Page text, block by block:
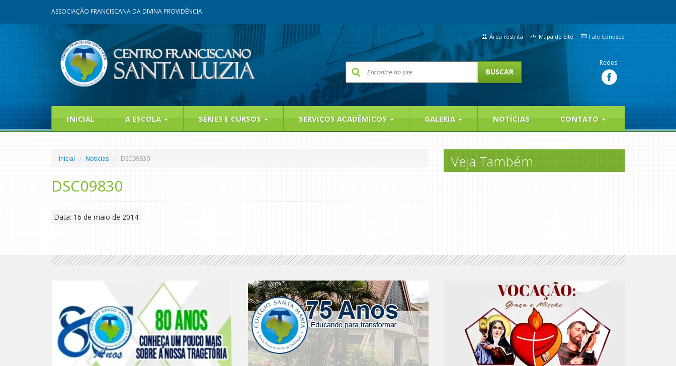
ASSOCIAÇÃO FRANCISCANA DA DIVINA PROVIDÊNCIA
Área restrita Mapa do Site Fale Conosco
Redes
INICIAL A ESCOLA SÉRIES E CURSOS SERVIÇOS ACADÊMICOS GALERIA NOTÍCIAS CONTATO
Inicial Notícias DSC09830
DSC09830
Data: 16 de maio de 2014
Veja Também